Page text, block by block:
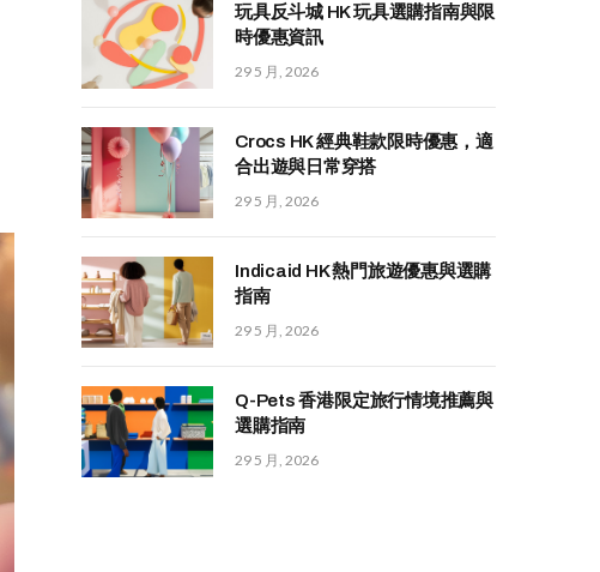
玩具反斗城 HK 玩具選購指南與限
時優惠資訊
29 5 月, 2026
Crocs HK 經典鞋款限時優惠，適
合出遊與日常穿搭
29 5 月, 2026
Indicaid HK 熱門旅遊優惠與選購
指南
29 5 月, 2026
Q-Pets 香港限定旅行情境推薦與
選購指南
29 5 月, 2026